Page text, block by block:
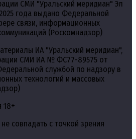
СМИ "Уральский меридиан" Эл
года выдано Федеральной
связи, информационных
(Роскомнадзор)
ИА "Уральский меридиан",
СМИ ИА № ФС77-89575 от
службой по надзору в
технологий и массовых
18+
совпадать с точкой зрения